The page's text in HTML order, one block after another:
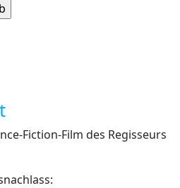
Fiction-Film des Regisseurs